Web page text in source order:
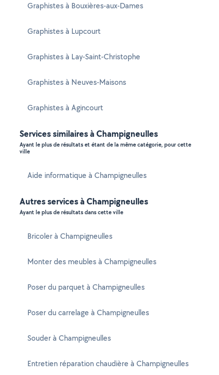
Graphistes à Bouxières-aux-Dames
Graphistes à Lupcourt
Graphistes à Lay-Saint-Christophe
Graphistes à Neuves-Maisons
Graphistes à Agincourt
Services similaires à Champigneulles
Ayant le plus de résultats et étant de la même catégorie, pour cette
ville
Aide informatique à Champigneulles
Autres services à Champigneulles
Ayant le plus de résultats dans cette ville
Bricoler à Champigneulles
Monter des meubles à Champigneulles
Poser du parquet à Champigneulles
Poser du carrelage à Champigneulles
Souder à Champigneulles
Entretien réparation chaudière à Champigneulles